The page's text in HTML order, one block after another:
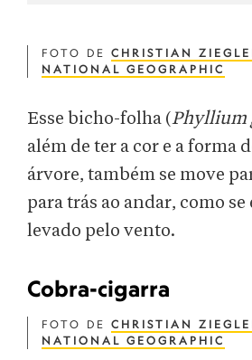
FOTO DE CHRISTIAN
NATIONAL GEOGRAPHIC
Esse bicho-folha (Phyllium
além de ter a cor e a forma
árvore, também se move
para trás ao andar, como se
levado pelo vento.
Cobra-cigarra
FOTO DE CHRISTIAN
NATIONAL GEOGRAPHIC